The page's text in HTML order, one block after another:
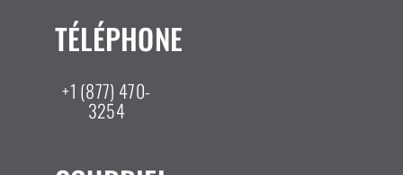
TÉLÉPHONE
+1 (877) 470-
3254